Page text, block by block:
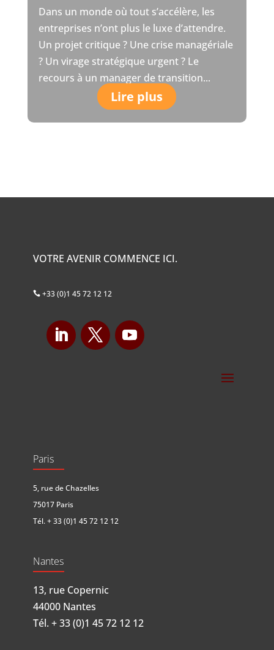
Dans un monde où tout s’accélère, les
entreprises n’ont plus le luxe d’attendre.
Un projet critique ? Une crise managériale
? Un virage stratégique urgent ? Le
recours à un manager de transition...
Lire plus
VOTRE AVENIR COMMENCE ICI.
+33 (0)1 45 72 12 12
Paris
5, rue de Chazelles
75017 Paris
Tél.+ 33 (0)1 45 72 12 12
Nantes
13, rue Copernic
44000 Nantes
Tél. + 33 (0)1 45 72 12 12